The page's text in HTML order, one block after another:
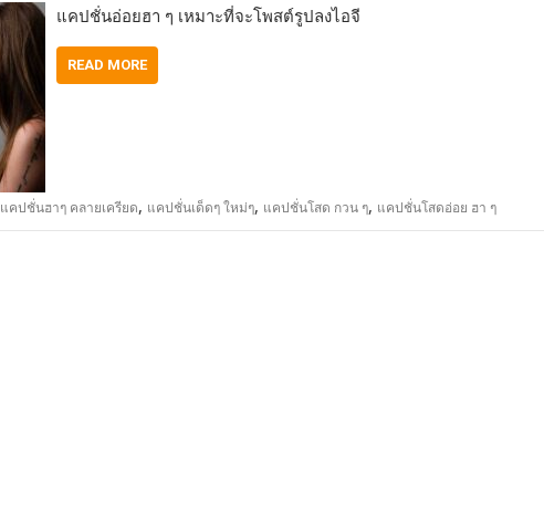
แคปชั่นอ่อยฮา ๆ เหมาะที่จะโพสต์รูปลงไอจี
READ MORE
แคปชั่นฮาๆ คลายเครียด, แคปชั่นเด็ดๆ ใหม่ๆ, แคปชั่นโสด กวน ๆ, แคปชั่นโสดอ่อย ฮา ๆ